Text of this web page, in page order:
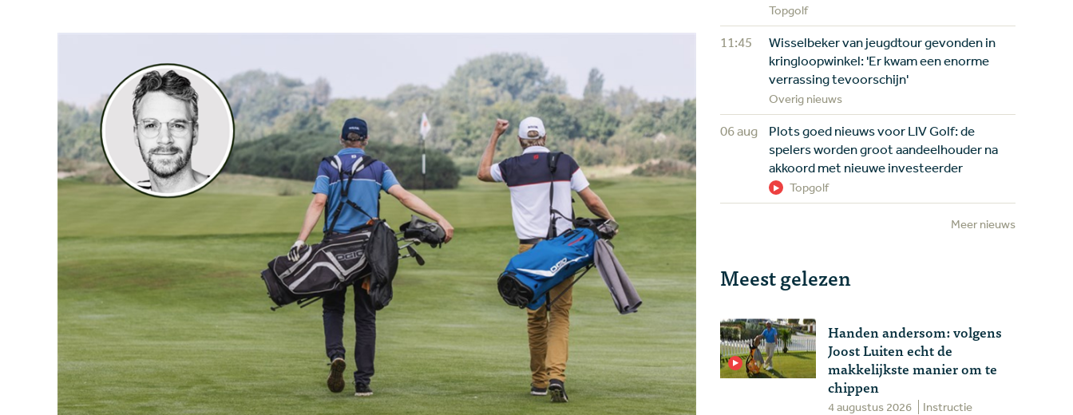
Topgolf
11:45
Wisselbeker van jeugdtour gevonden in
kringloopwinkel: 'Er kwam een enorme
verrassing tevoorschijn'
Overig nieuws
06 aug
Plots goed nieuws voor LIV Golf: de
spelers worden groot aandeelhouder na
akkoord met nieuwe investeerder
Topgolf
Meer nieuws
Meest gelezen
Handen andersom: volgens
Joost Luiten echt de
makkelijkste manier om te
chippen
4 augustus 2026 Instructie